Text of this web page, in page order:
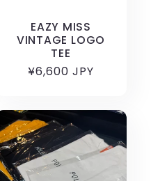
EAZY MISS
VINTAGE LOGO
TEE
通
格
¥6,600 JPY